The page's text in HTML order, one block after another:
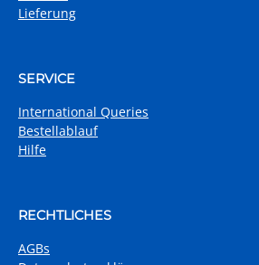
Lieferung
SERVICE
International Queries
Bestellablauf
Hilfe
RECHTLICHES
AGBs